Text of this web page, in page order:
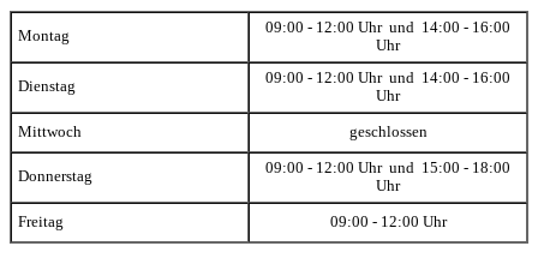
Montag
09:00 - 12:00 Uhr und 14:00 - 16:00
Uhr
Dienstag
09:00 - 12:00 Uhr und 14:00 - 16:00
Uhr
Mittwoch geschlossen
Donnerstag
09:00 - 12:00 Uhr und 15:00 - 18:00
Uhr
Freitag 09:00 - 12:00 Uhr